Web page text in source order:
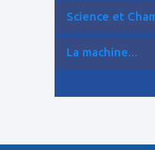
Science et
La machine...